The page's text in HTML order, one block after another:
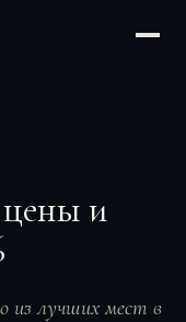
и
из лучших мест в